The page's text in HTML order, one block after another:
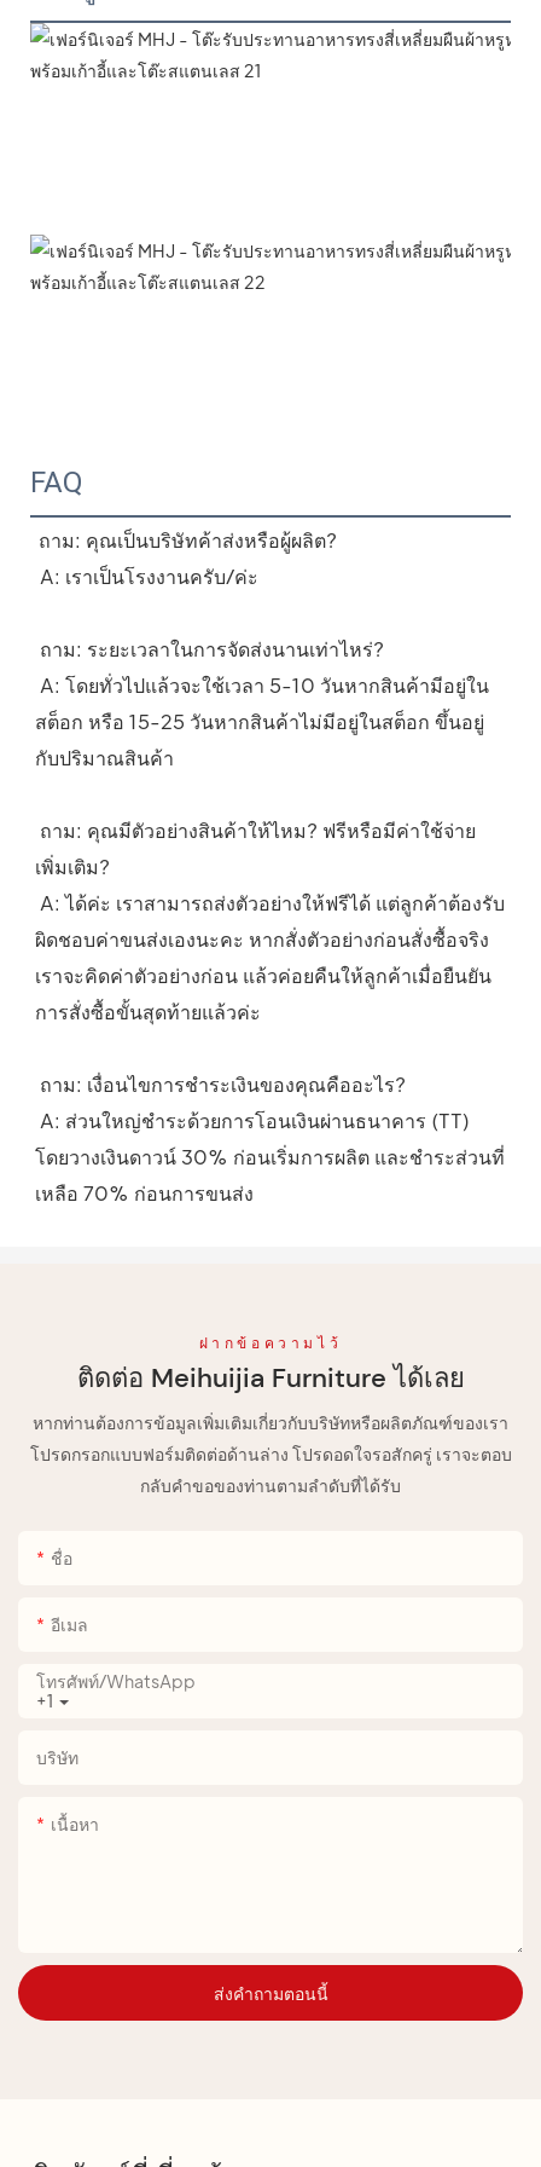
FAQ
ถาม: คุณเป็นบริษัทค้าส่งหรือผู้ผลิต?
A: เราเป็นโรงงานครับ/ค่ะ
ถาม: ระยะเวลาในการจัดส่งนานเท่าไหร่?
สต็อก หรือ 15-25 วันหากสินค้าไม่มีอยู่ในสต็อก ขึ้นอยู่
กับปริมาณสินค้า
เพิ่มเติม?
ผิดชอบค่าขนส่งเองนะคะ หากสั่งตัวอย่างก่อนสั่งซื้อจริง
เราจะคิดค่าตัวอย่างก่อน แล้วค่อยคืนให้ลูกค้าเมื่อยืนยัน
การสั่งซื้อขั้นสุดท้ายแล้วค่ะ
ถาม: เงื่อนไขการชำระเงินของคุณคืออะไร?
โดยวางเงินดาวน์ 30% ก่อนเริ่มการผลิต และชำระส่วนที่
เหลือ 70% ก่อนการขนส่ง
ฝากข้อความไว้
ติดต่อ Meihuijia Furniture ได้เลย
หากท่านต้องการข้อมูลเพิ่มเติมเกี่ยวกับบริษัทหรือผลิตภัณฑ์ของเรา
โปรดกรอกแบบฟอร์มติดต่อด้านล่าง โปรดอดใจรอสักครู่ เราจะตอบ
กลับคำขอของท่านตามลำดับที่ได้รับ
ชื่อ
อีเมล
+1
โทรศัพท์/WhatsApp
บริษัท
เนื้อหา
ส่งคำถามตอนนี้